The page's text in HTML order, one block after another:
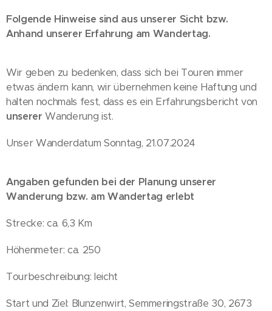
Folgende Hinweise sind aus unserer Sicht bzw.
Anhand unserer Erfahrung am Wandertag.
Wir geben zu bedenken, dass sich bei Touren immer
etwas ändern kann, wir übernehmen keine Haftung und
halten nochmals fest, dass es ein Erfahrungsbericht von
unserer Wanderung ist.
Unser Wanderdatum Sonntag, 21.07.2024
Angaben gefunden bei der Planung unserer
Wanderung bzw. am Wandertag erlebt
Strecke: ca. 6,3 Km
Höhenmeter: ca. 250
Tourbeschreibung: leicht
Start und Ziel: Blunzenwirt, Semmeringstraße 30, 2673